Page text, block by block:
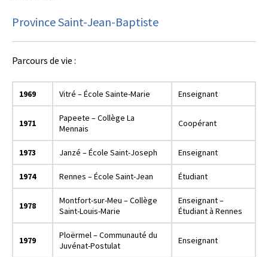
Province Saint-Jean-Baptiste
Parcours de vie :
1969 Vitré – École Sainte-Marie Enseignant
1971
Papeete – Collège La
Mennais
Coopérant
1973 Janzé – École Saint-Joseph Enseignant
1974 Rennes – École Saint-Jean Étudiant
1978
Montfort-sur-Meu – Collège
Saint-Louis-Marie
Enseignant –
Étudiant à Rennes
1979
Ploërmel – Communauté du
Juvénat-Postulat
Enseignant